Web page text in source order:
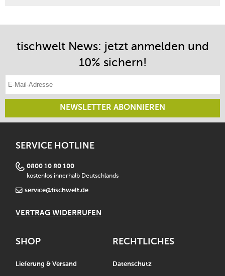
tischwelt News: jetzt anmelden und
10% sichern!
NEWSLETTER ABONNIEREN
SERVICE HOTLINE
0800 10 80 100
kostenlos innerhalb Deutschlands
service@tischwelt.de
VERTRAG WIDERRUFEN
SHOP
Lieferung & Versand
RECHTLICHES
Datenschutz